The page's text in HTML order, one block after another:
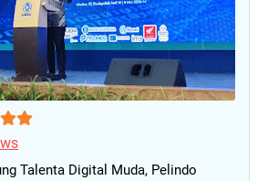
Talenta Digital Muda, Pelindo